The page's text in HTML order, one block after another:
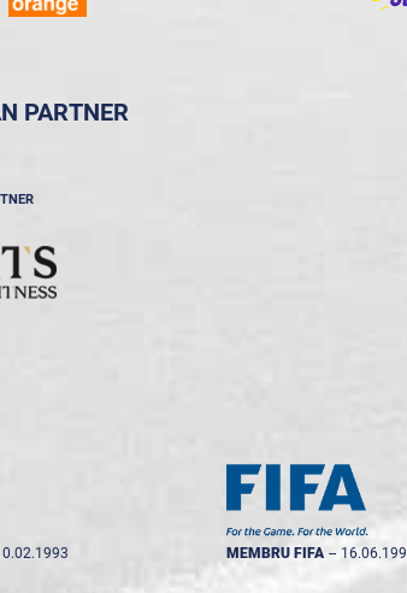
PARTNER
MEMBRU FIFA --